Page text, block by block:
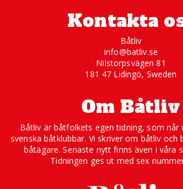
Kontakta
Båtliv
info@batliv.se
Nilstorpsvägen 81
181 47 Lidingö, Sweden
Om Båtliv
Båtliv är båtfolkets egen tidning, som når
svenska båtklubbar. Vi skriver om båtliv och
båtägare. Senaste nytt finns även i våra
Tidningen ges ut med sex